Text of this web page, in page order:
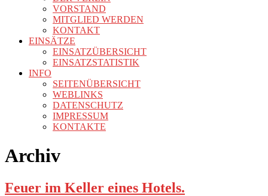
VORSTAND
MITGLIED WERDEN
KONTAKT
EINSÄTZE
EINSATZÜBERSICHT
EINSATZSTATISTIK
INFO
SEITENÜBERSICHT
WEBLINKS
DATENSCHUTZ
IMPRESSUM
KONTAKTE
Archiv
Feuer im Keller eines Hotels.